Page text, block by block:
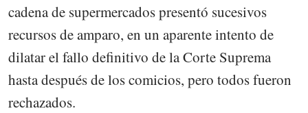
cadena de supermercados presentó sucesivos
recursos de amparo, en un aparente intento de
dilatar el fallo definitivo de la Corte Suprema
hasta después de los comicios, pero todos fueron
rechazados.